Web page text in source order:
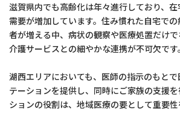
滋賀県内でも高齢化は年々進行しており、
需要が増加しています。住み慣れた自宅で
者が増える中、病状の観察や医療処置だけ
介護サービスとの細やかな連携が不可欠です。
湖西エリアにおいても、医師の指示のもと
テーションを提供し、同時にご家族の支援
ションの役割は、地域医療の要として重要性